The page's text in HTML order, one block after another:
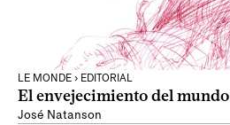
LE MONDE › EDITORIAL
El envejecimiento del mundo
José Natanson